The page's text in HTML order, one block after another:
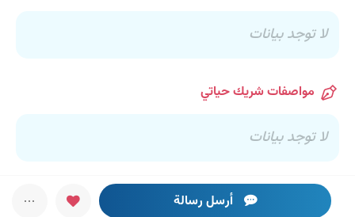
لا توجد بيانات
مواصفات شريك حياتي
لا توجد بيانات
أرسل رسالة